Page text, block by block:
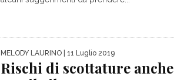
MELODY LAURINO | 11 Luglio 2019
Rischi di scottature anche